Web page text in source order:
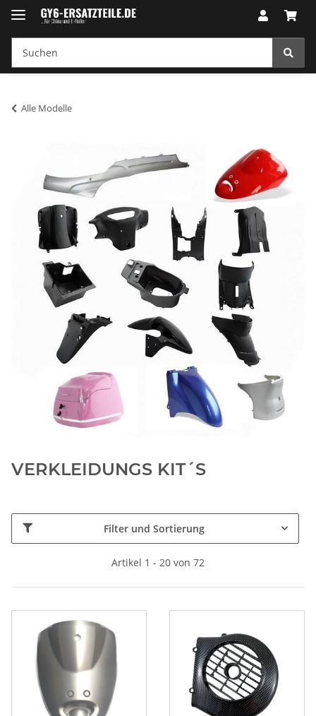
Alle Modelle
VERKLEIDUNGS KIT´S
Filter und Sortierung
Artikel 1 - 20 von 72